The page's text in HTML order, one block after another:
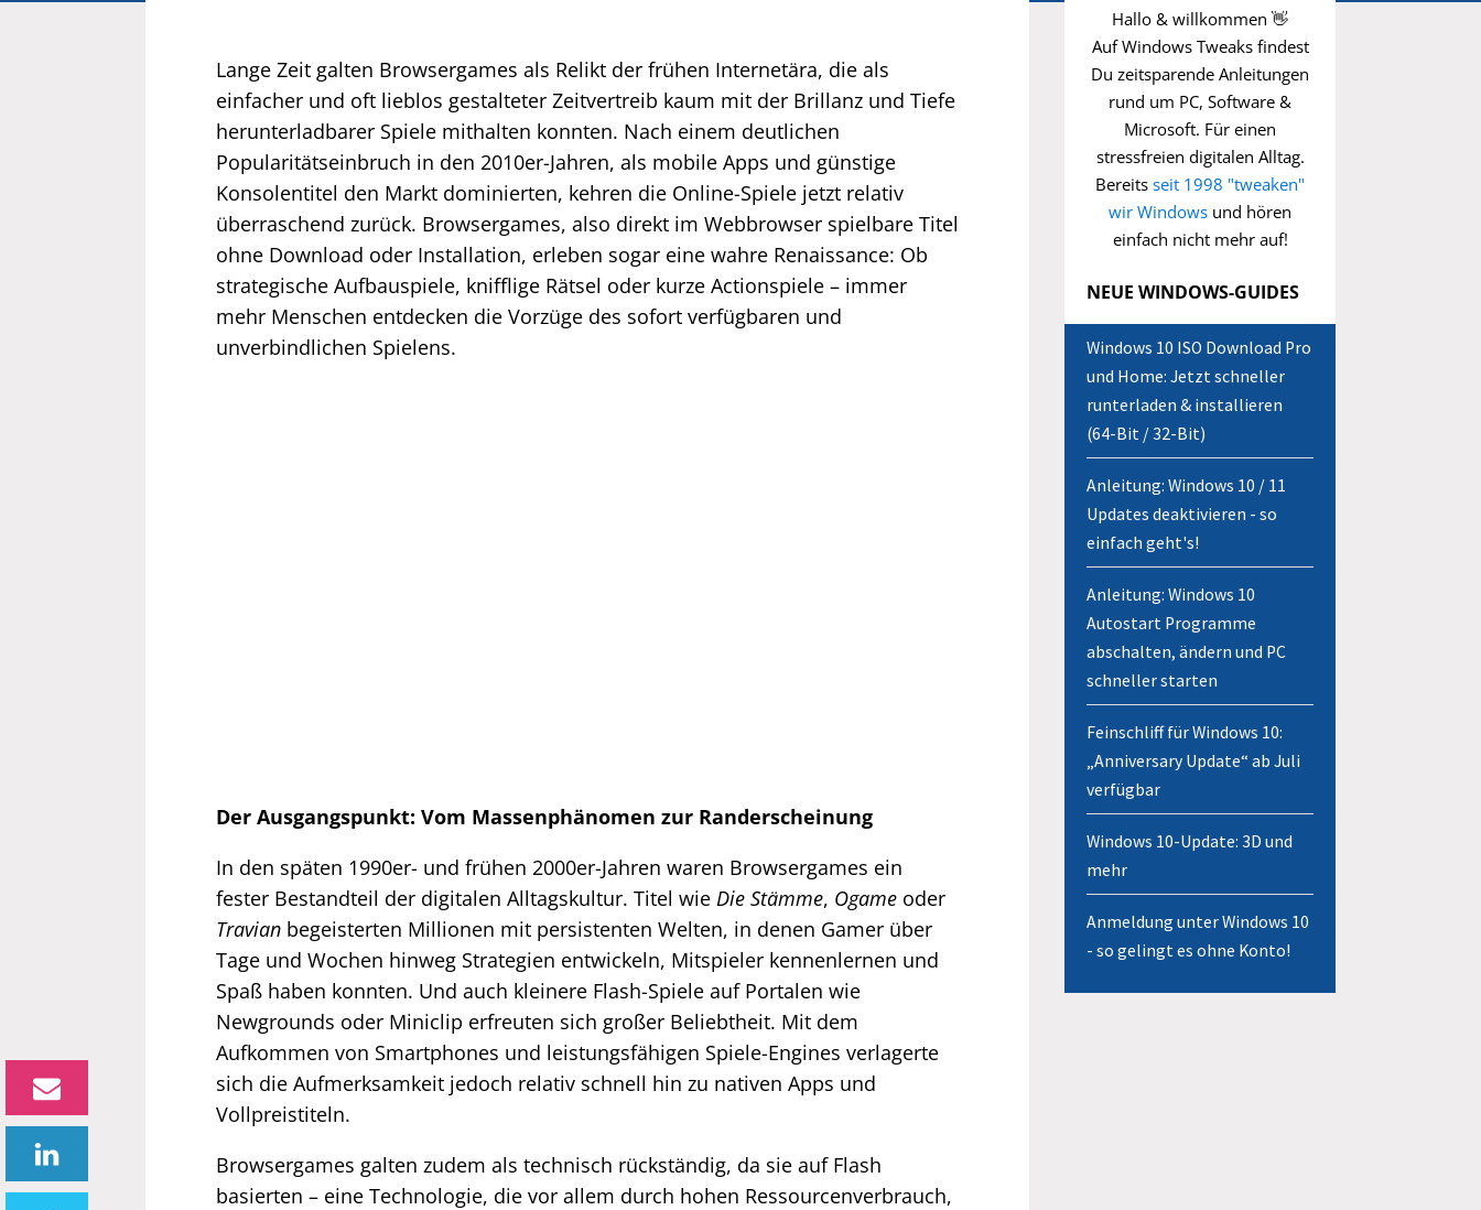
Lange Zeit galten Browsergames als Relikt der frühen Internetära, die als
einfacher und oft lieblos gestalteter Zeitvertreib kaum mit der Brillanz und Tiefe
herunterladbarer Spiele mithalten konnten. Nach einem deutlichen
Popularitätseinbruch in den 2010er-Jahren, als mobile Apps und günstige
Konsolentitel den Markt dominierten, kehren die Online-Spiele jetzt relativ
überraschend zurück. Browsergames, also direkt im Webbrowser spielbare Titel
ohne Download oder Installation, erleben sogar eine wahre Renaissance: Ob
strategische Aufbauspiele, knifflige Rätsel oder kurze Actionspiele – immer
mehr Menschen entdecken die Vorzüge des sofort verfügbaren und
unverbindlichen Spielens.
Der Ausgangspunkt: Vom Massenphänomen zur Randerscheinung
In den späten 1990er- und frühen 2000er-Jahren waren Browsergames ein
fester Bestandteil der digitalen Alltagskultur. Titel wie Die Stämme, Ogame oder
Travian begeisterten Millionen mit persistenten Welten, in denen Gamer über
Tage und Wochen hinweg Strategien entwickeln, Mitspieler kennenlernen und
Spaß haben konnten. Und auch kleinere Flash-Spiele auf Portalen wie
Newgrounds oder Miniclip erfreuten sich großer Beliebtheit. Mit dem
Aufkommen von Smartphones und leistungsfähigen Spiele-Engines verlagerte
sich die Aufmerksamkeit jedoch relativ schnell hin zu nativen Apps und
Vollpreistiteln.
Browsergames galten zudem als technisch rückständig, da sie auf Flash
basierten – eine Technologie, die vor allem durch hohen Ressourcenverbrauch,
Hallo & willkommen 👋
Auf Windows Tweaks findest
Du zeitsparende Anleitungen
rund um PC, Software &
Microsoft. Für einen
stressfreien digitalen Alltag.
Bereits seit 1998 "tweaken"
wir Windows und hören
einfach nicht mehr auf!
NEUE WINDOWS-GUIDES
Windows 10 ISO Download Pro
und Home: Jetzt schneller
runterladen & installieren
(64-Bit / 32-Bit)
Anleitung: Windows 10 / 11
Updates deaktivieren - so
einfach geht's!
Anleitung: Windows 10
Autostart Programme
abschalten, ändern und PC
schneller starten
Feinschliff für Windows 10:
„Anniversary Update“ ab Juli
verfügbar
Windows 10-Update: 3D und
mehr
Anmeldung unter Windows 10
- so gelingt es ohne Konto!